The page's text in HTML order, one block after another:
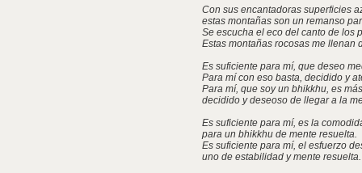
Con sus encantadoras superficies
estas montañas son un remanso
Se escucha el eco del canto de los
Estas montañas rocosas me llenan
Es suficiente para mí, que deseo
Para mí con eso basta, decidido y
Para mí, que soy un bhikkhu, es
decidido y deseoso de llegar a la
Es suficiente para mí, es la
para un bhikkhu de mente resuelta.
Es suficiente para mí, el esfuerzo
uno de estabilidad y mente resuelta.